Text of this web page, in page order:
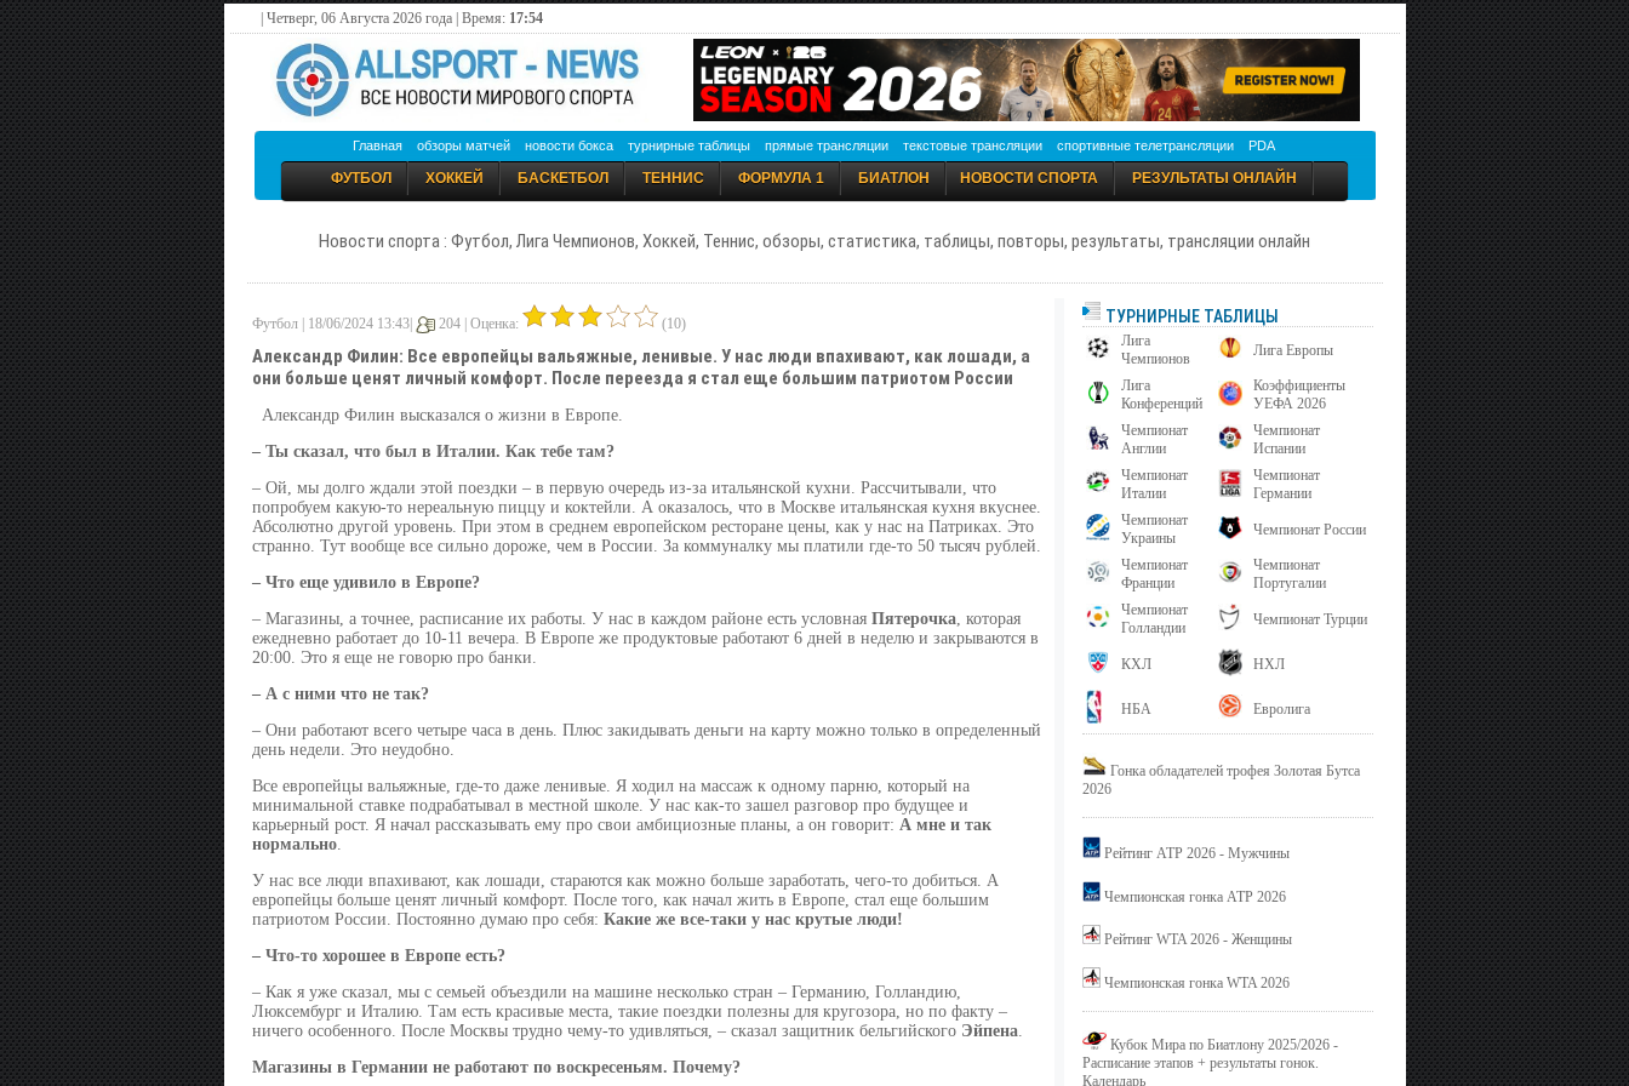
| Четверг, 06 Августа 2026 года | Время: 17:54
Главная обзоры матчей новости бокса турнирные таблицы прямые трансляции текстовые трансляции спортивные телетрансляции PDA
ФУТБОЛ ХОККЕЙ БАСКЕТБОЛ ТЕННИС ФОРМУЛА 1 БИАТЛОН НОВОСТИ СПОРТА РЕЗУЛЬТАТЫ ОНЛАЙН
Новости спорта : Футбол, Лига Чемпионов, Хоккей, Теннис, обзоры, статистика, таблицы, повторы, результаты, трансляции онлайн
Футбол | 18/06/2024 13:43| 204 | Оценка: (10)
Александр Филин: Все европейцы вальяжные, ленивые. У нас люди впахивают, как лошади, а
они больше ценят личный комфорт. После переезда я стал еще большим патриотом России
Александр Филин высказался о жизни в Европе.
– Ты сказал, что был в Италии. Как тебе там?
– Ой, мы долго ждали этой поездки – в первую очередь из-за итальянской кухни. Рассчитывали, что
попробуем какую-то нереальную пиццу и коктейли. А оказалось, что в Москве итальянская кухня вкуснее.
Абсолютно другой уровень. При этом в среднем европейском ресторане цены, как у нас на Патриках. Это
странно. Тут вообще все сильно дороже, чем в России. За коммуналку мы платили где-то 50 тысяч рублей.
– Что еще удивило в Европе?
– Магазины, а точнее, расписание их работы. У нас в каждом районе есть условная Пятерочка, которая
ежедневно работает до 10-11 вечера. В Европе же продуктовые работают 6 дней в неделю и закрываются в
20:00. Это я еще не говорю про банки.
– А с ними что не так?
– Они работают всего четыре часа в день. Плюс закидывать деньги на карту можно только в определенный
день недели. Это неудобно.
Все европейцы вальяжные, где-то даже ленивые. Я ходил на массаж к одному парню, который на
минимальной ставке подрабатывал в местной школе. У нас как-то зашел разговор про будущее и
карьерный рост. Я начал рассказывать ему про свои амбициозные планы, а он говорит: А мне и так
нормально.
У нас все люди впахивают, как лошади, стараются как можно больше заработать, чего-то добиться. А
европейцы больше ценят личный комфорт. После того, как начал жить в Европе, стал еще большим
патриотом России. Постоянно думаю про себя: Какие же все-таки у нас крутые люди!
– Что-то хорошее в Европе есть?
– Как я уже сказал, мы с семьей объездили на машине несколько стран – Германию, Голландию,
Люксембург и Италию. Там есть красивые места, такие поездки полезны для кругозора, но по факту –
ничего особенного. После Москвы трудно чему-то удивляться, – сказал защитник бельгийского Эйпена.
Магазины в Германии не работают по воскресеньям. Почему?
ТУРНИРНЫЕ ТАБЛИЦЫ
Лига
Чемпионов
Лига Европы
Лига
Конференций
Коэффициенты
УЕФА 2026
Чемпионат
Англии
Чемпионат
Испании
Чемпионат
Италии
Чемпионат
Германии
Чемпионат
Украины
Чемпионат России
Чемпионат
Франции
Чемпионат
Португалии
Чемпионат
Голландии
Чемпионат Турции
КХЛ НХЛ
НБА Евролига
Гонка обладателей трофея Золотая Бутса
2026
Рейтинг ATP 2026 - Мужчины
Чемпионская гонка ATP 2026
Рейтинг WTA 2026 - Женщины
Чемпионская гонка WTA 2026
Кубок Мира по Биатлону 2025/2026 -
Расписание этапов + результаты гонок.
Календарь